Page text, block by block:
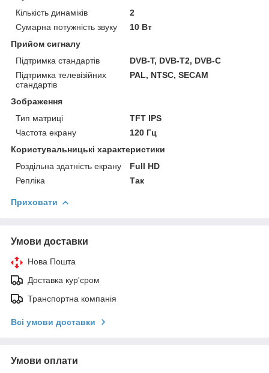
Кількість динаміків
2
Сумарна потужність звуку
10 Вт
Прийом сигналу
Підтримка стандартів
DVB-T, DVB-T2, DVB-C
Підтримка телевізійних
стандартів
PAL, NTSC, SECAM
Зображення
Тип матриці
TFT IPS
Частота екрану
120 Гц
Користувальницькі характеристики
Роздільна здатність екрану
Full HD
Репліка
Так
Приховати
Умови доставки
Нова Пошта
Доставка кур'єром
Транспортна компанія
Всі умови доставки
Умови оплати